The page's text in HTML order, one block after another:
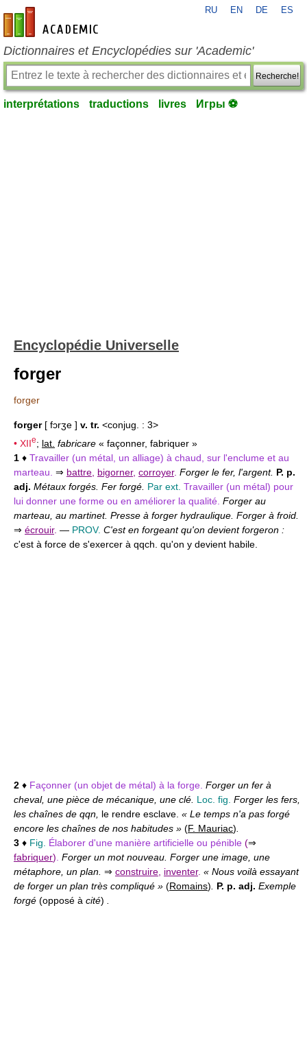
fr-academic.com
RU EN DE ES
Dictionnaires et Encyclopédies sur 'Academic'
Recherche!
interprétations traductions livres Игры ⚽
Encyclopédie Universelle
forger
forger
forger[ fɔrʒe ] v. tr. <conjug. : 3>
• XIIe; lat. fabricare « façonner, fabriquer »
1 ♦ Travailler (un métal, un alliage) à chaud, sur l'enclume et au
marteau. ⇒ battre bigorner, corroyer. Forger le fer, l'argent. P. p.
adj. Métaux forgés. Fer forgé. Par ext. Travailler (un métal) pour
lui donner une forme ou en améliorer la qualité. Forger au
marteau, au martinet. Presse à forger hydraulique. Forger à froid.
⇒ écrouir. — PROV. C'est en forgeant qu'on devient forgeron :
c'est à force de s'exercer à qqch. qu'on y devient habile.
2 ♦ Façonner (un objet de métal) à la forge. Forger un fer à
cheval, une pièce de mécanique, une clé. Loc. fig. Forger les fers,
les chaînes de qqn, le rendre esclave. « Le temps n'a pas forgé
encore les chaînes de nos habitudes » (F. Mauriac)
3 ♦ Fig. Élaborer d'une manière artificielle ou pénible (⇒
fabriquer) Forger un mot nouveau. Forger une image, une
métaphore, un plan. ⇒ construire inventer. « Nous voilà essayant
de forger un plan très compliqué » (Romains) P. p. adj. Exemple
forgé (opposé à cité)